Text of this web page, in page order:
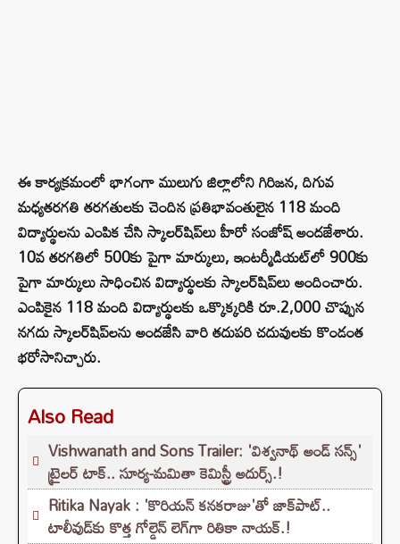
ఈ కార్యక్రమంలో భాగంగా ములుగు జిల్లాలోని గిరిజన, దిగువ
మధ్యతరగతి తరగతులకు చెందిన ప్రతిభావంతులైన 118 మంది
విద్యార్థులను ఎంపిక చేసి స్కాలర్‌షిప్‌లు హీరో సంజోష్ అందజేశారు.
10వ తరగతిలో 500కు పైగా మార్కులు, ఇంటర్మీడియట్‌లో 900కు
పైగా మార్కులు సాధించిన విద్యార్థులకు స్కాలర్‌షిప్‌లు అందించారు.
ఎంపికైన 118 మంది విద్యార్థులకు ఒక్కొక్కరికి రూ.2,000 చొప్పున
నగదు స్కాలర్‌షిప్‌లను అందజేసి వారి తదుపరి చదువులకు కొండంత
భరోసానిచ్చారు.
Also Read
Vishwanath and Sons Trailer: 'విశ్వనాథ్ అండ్ సన్స్'
ట్రైలర్ టాక్.. సూర్య-మమితా కెమిస్ట్రీ అదుర్స్.!
Ritika Nayak : 'కొరియన్ కనకరాజు'తో జాక్‌పాట్..
టాలీవుడ్‌కు కొత్త గోల్డెన్ లెగ్‌గా రితికా నాయక్.!